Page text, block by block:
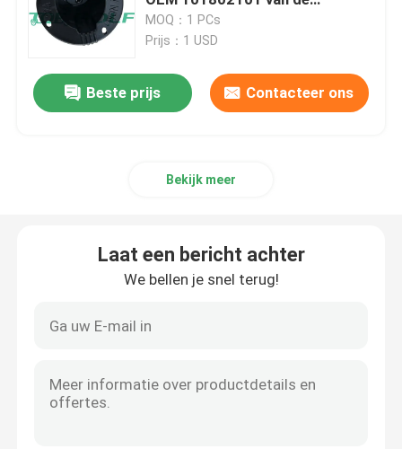
golfkar
Elektrogolfkar
Het Stootkussengloed van de golfkar
De Straatbanden van de golfkar
Golf Elektrische Motor Met fouten
Zekeringsassemblage
MOQ：1 PCs
Prijs：1 USD
Beste prijs Contacteer ons
Bekijk meer
Laat een bericht achter
We bellen je snel terug!